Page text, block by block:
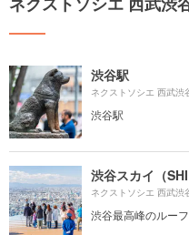
渋谷駅
ネクストソシエ 西武渋
渋谷駅
渋谷スカイ（
ネクストソシエ 西武渋
渋谷最高峰のルー